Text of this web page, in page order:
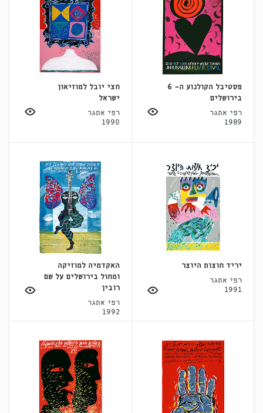
פסטיבל הקולנוע ה- 6
בירושלים
רפי אתגר
1989
חצי יובל למוזיאון
ישראל
רפי אתגר
1990
יריד חוצות היוצר
רפי אתגר
1991
האקדמיה למוזיקה
ומחול בירושלים על שם
רובין
רפי אתגר
1992